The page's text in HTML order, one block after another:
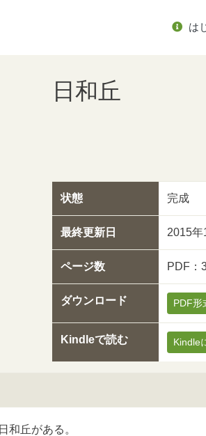
は
日和丘
状態 完成
最終更新日 2015年
ページ数 PDF：
ダウンロード PDF形
Kindleで読む Kindle
和丘がある。